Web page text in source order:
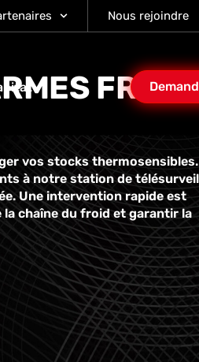
Nous rejoindre
FROID
vos stocks thermosensibles.
à notre station de
Une intervention rapide est
chaîne du froid et garantir la